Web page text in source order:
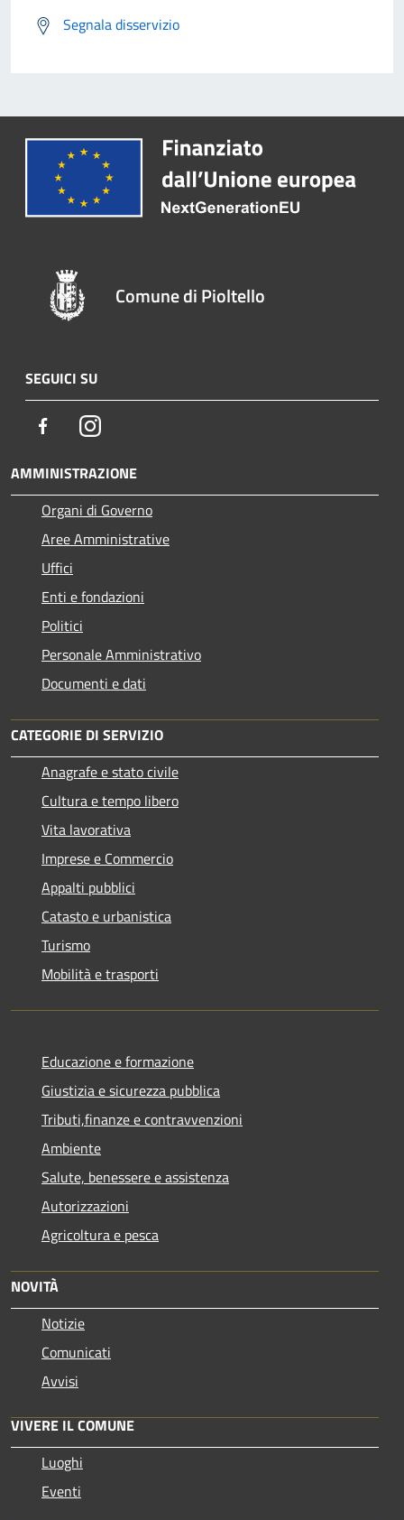
Segnala disservizio
Comune di Pioltello
SEGUICI SU
FacebookInstagram
AMMINISTRAZIONE
Organi di Governo
Aree Amministrative
Uffici
Enti e fondazioni
Politici
Personale Amministrativo
Documenti e dati
CATEGORIE DI SERVIZIO
Anagrafe e stato civile
Cultura e tempo libero
Vita lavorativa
Imprese e Commercio
Appalti pubblici
Catasto e urbanistica
Turismo
Mobilità e trasporti
Educazione e formazione
Giustizia e sicurezza pubblica
Tributi,finanze e contravvenzioni
Ambiente
Salute, benessere e assistenza
Autorizzazioni
Agricoltura e pesca
NOVITÀ
Notizie
Comunicati
Avvisi
VIVERE IL COMUNE
Luoghi
Eventi